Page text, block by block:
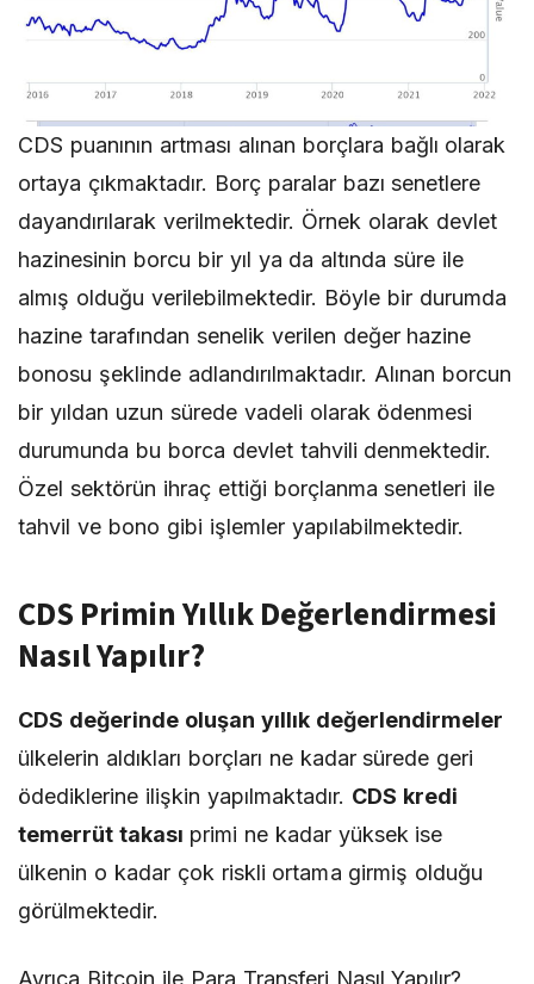
CDS puanının artması alınan borçlara bağlı olarak
ortaya çıkmaktadır. Borç paralar bazı senetlere
dayandırılarak verilmektedir. Örnek olarak devlet
hazinesinin borcu bir yıl ya da altında süre ile
almış olduğu verilebilmektedir. Böyle bir durumda
hazine tarafından senelik verilen değer hazine
bonosu şeklinde adlandırılmaktadır. Alınan borcun
bir yıldan uzun sürede vadeli olarak ödenmesi
durumunda bu borca devlet tahvili denmektedir.
Özel sektörün ihraç ettiği borçlanma senetleri ile
tahvil ve bono gibi işlemler yapılabilmektedir.
CDS Primin Yıllık Değerlendirmesi
Nasıl Yapılır?
CDS değerinde oluşan yıllık değerlendirmeler
ülkelerin aldıkları borçları ne kadar sürede geri
ödediklerine ilişkin yapılmaktadır. CDS kredi
temerrüt takası primi ne kadar yüksek ise
ülkenin o kadar çok riskli ortama girmiş olduğu
görülmektedir.
Ayrıca Bitcoin ile Para Transferi Nasıl Yapılır?